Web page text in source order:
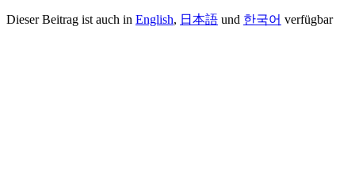
Dieser Beitrag ist auch in English, 日本語 und 한국어 verfügbar